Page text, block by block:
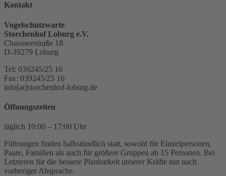
Kontakt
Vogelschutzwarte
Storchenhof Loburg e.V.
Chausseestraße 18
D-39279 Loburg
Tel: 039245/25 16
Fax: 039245/25 16
info[at]storchenhof-loburg.de
Öffnungszeiten
täglich 10:00 – 17:00 Uhr
Führungen finden halbstündlich statt, sowohl für Einzelpersonen,
Paare, Familien als auch für größere Gruppen ab 15 Personen. Bei
Letzteren für die bessere Planbarkeit unserer Kräfte nur nach
vorheriger Absprache.